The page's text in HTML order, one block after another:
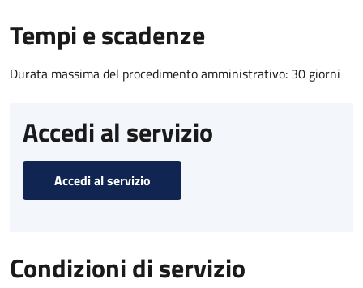
Tempi e scadenze
Durata massima del procedimento amministrativo: 30 giorni
Accedi al servizio
Accedi al servizio
Condizioni di servizio